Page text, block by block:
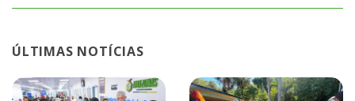
ÚLTIMAS NOTÍCIAS